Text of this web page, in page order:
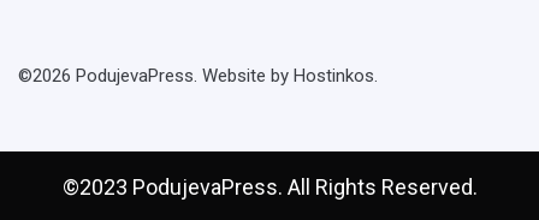
©2026 PodujevaPress. Website by Hostinkos.
©2023 PodujevaPress. All Rights Reserved.